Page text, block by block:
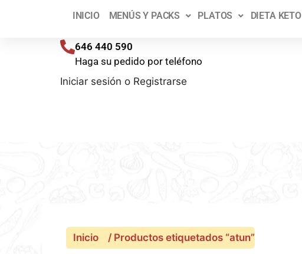
646 440 590
Haga su pedido por teléfono
Iniciar sesión o Registrarse
INICIO MENÚS Y PACKS PLATOS DIETA KETO
Inicio / Productos etiquetados “atun”